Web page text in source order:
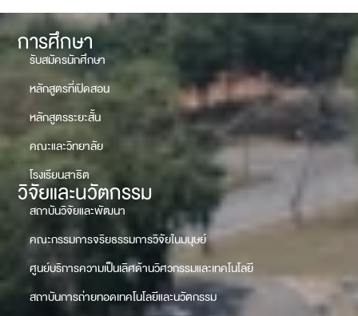
การศึกษา
รับสมัครนักศึกษา
หลักสูตรที่เปิดสอน
หลักสูตรระยะสั้น
คณะและวิทยาลัย
โรงเรียนสาธิต
วิจัยและนวัตกรรม
สถาบันวิจัยและพัฒนา
คณะกรรมการจริยธรรมการวิจัยในมนุษย์
ศูนย์บริการความเป็นเลิศด้านวิศวกรรมและเทคโนโลยี
สถาบันการถ่ายทอดเทคโนโลยีและนวัตกรรม